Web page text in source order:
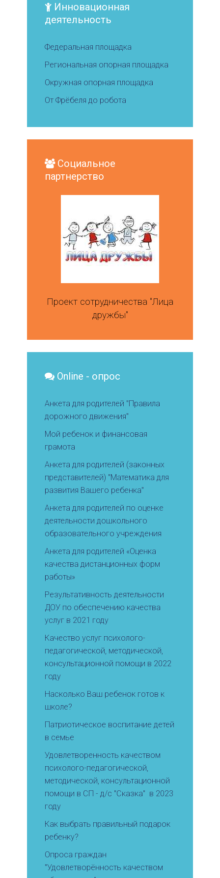
Инновационная
деятельность
Федеральная площадка
Региональная опорная площадка
Окружная опорная площадка
От Фрёбеля до робота
Социальное
партнерство
Проект сотрудничества "Лица
дружбы"
Online - опрос
Анкета для родителей "Правила
дорожного движения"
Мой ребенок и финансовая
грамота
Анкета для родителей (законных
представителей) "Математика для
развития Вашего ребенка"
Анкета для родителей по оценке
деятельности дошкольного
образовательного учреждения
Анкета для родителей «Оценка
качества дистанционных форм
работы»
Результативность деятельности
ДОУ по обеспечению качества
услуг в 2021 году
Качество услуг психолого-
педагогической, методической,
консультационной помощи в 2022
году
Насколько Ваш ребенок готов к
школе?
Патриотическое воспитание детей
в семье
Удовлетворенность качеством
психолого-педагогической,
методической, консультационной
помощи в СП - д/с "Сказка" в 2023
году
Как выбрать правильный подарок
ребенку?
Опроса граждан
"Удовлетворённость качеством